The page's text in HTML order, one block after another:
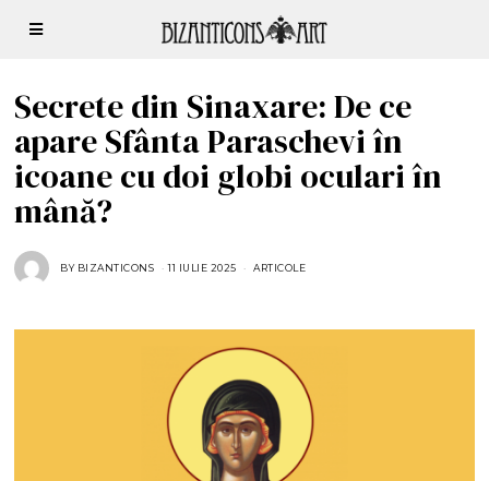
Secrete din Sinaxare: De ce
apare Sfânta Paraschevi în
icoane cu doi globi oculari în
mână?
BY BIZANTICONS 11 IULIE 2025
I
E
ARTICOLE